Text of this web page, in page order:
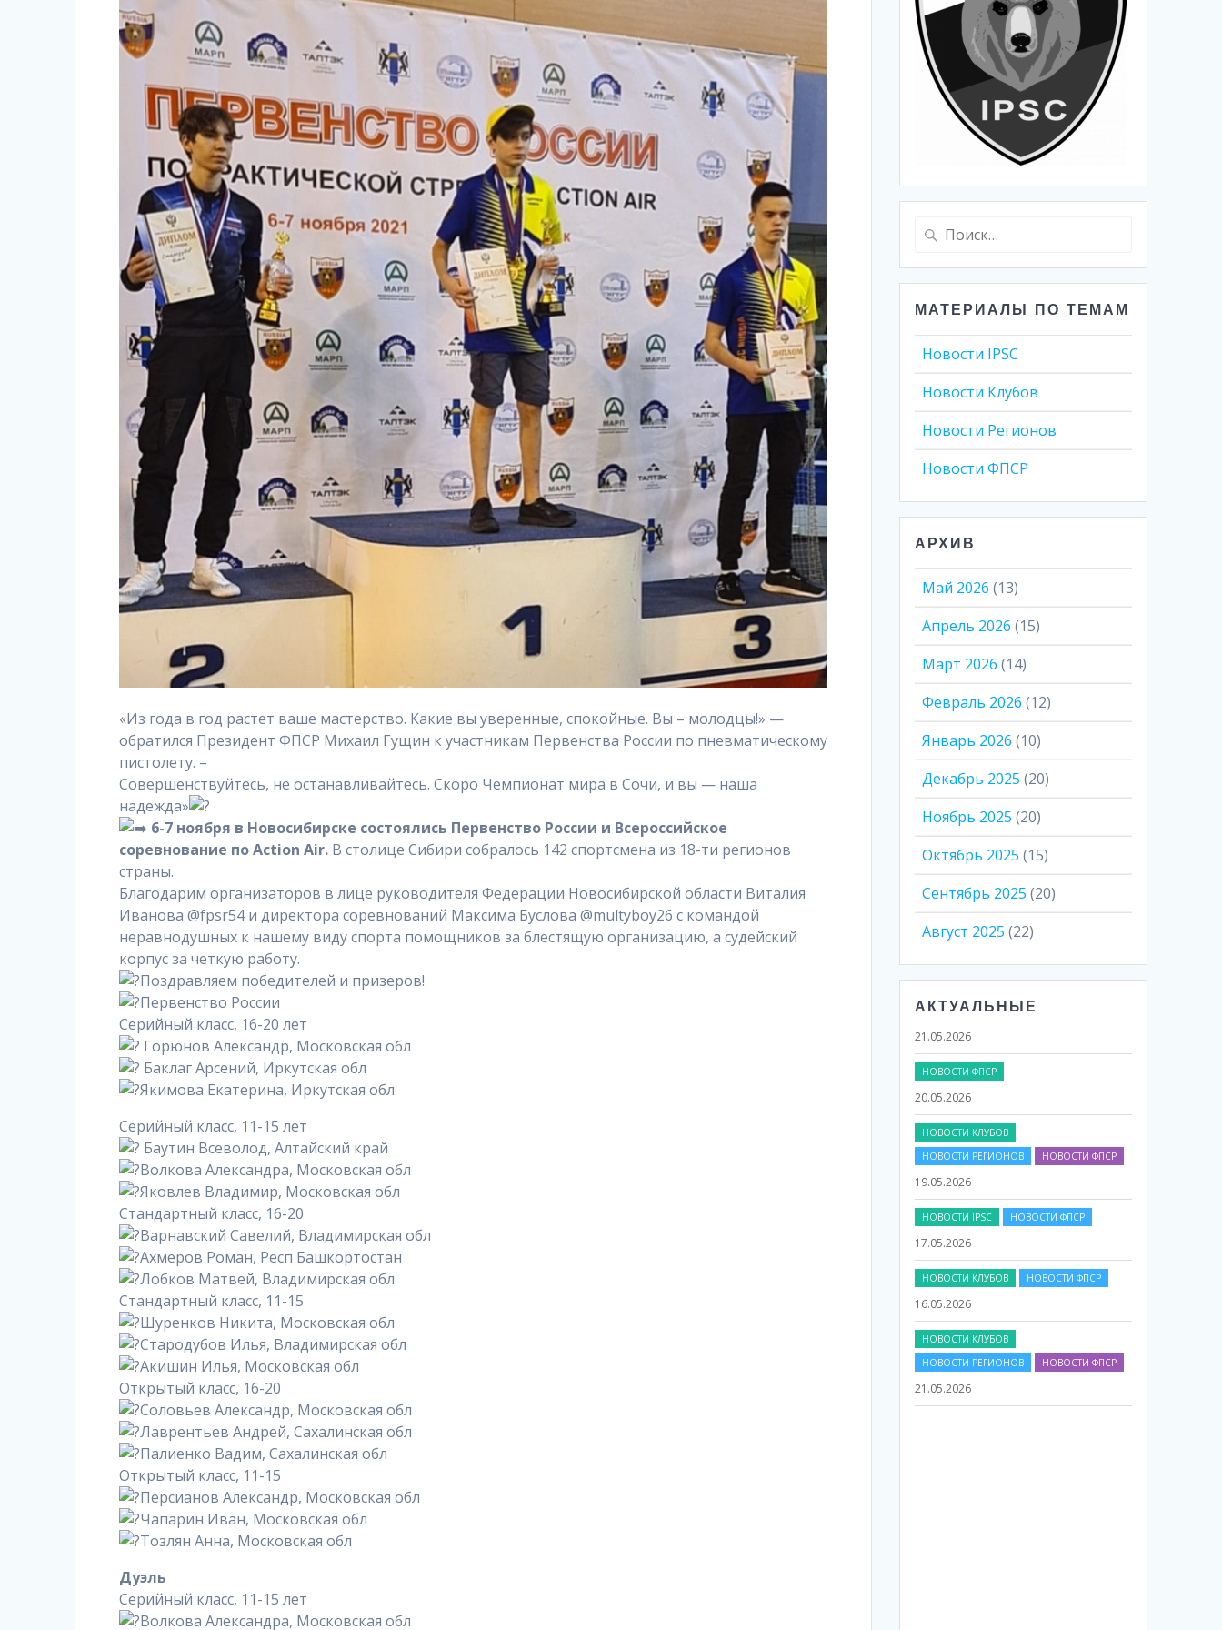
«Из года в год растет ваше мастерство. Какие вы уверенные, спокойные. Вы – молодцы!» —
обратился Президент ФПСР Михаил Гущин к участникам Первенства России по пневматическому
пистолету. –
Совершенствуйтесь, не останавливайтесь. Скоро Чемпионат мира в Сочи, и вы — наша
надежда»
6-7 ноября в Новосибирске состоялись Первенство России и Всероссийское
соревнование по Action Air. В столице Сибири собралось 142 спортсмена из 18-ти регионов
страны.
Благодарим организаторов в лице руководителя Федерации Новосибирской области Виталия
Иванова @fpsr54 и директора соревнований Максима Буслова @multyboy26 с командой
неравнодушных к нашему виду спорта помощников за блестящую организацию, а судейский
корпус за четкую работу.
Поздравляем победителей и призеров!
Первенство России
Серийный класс, 16-20 лет
Горюнов Александр, Московская обл
Баклаг Арсений, Иркутская обл
Якимова Екатерина, Иркутская обл
Серийный класс, 11-15 лет
Баутин Всеволод, Алтайский край
Волкова Александра, Московская обл
Яковлев Владимир, Московская обл
Стандартный класс, 16-20
Варнавский Савелий, Владимирская обл
Ахмеров Роман, Респ Башкортостан
Лобков Матвей, Владимирская обл
Стандартный класс, 11-15
Шуренков Никита, Московская обл
Стародубов Илья, Владимирская обл
Акишин Илья, Московская обл
Открытый класс, 16-20
Соловьев Александр, Московская обл
Лаврентьев Андрей, Сахалинская обл
Палиенко Вадим, Сахалинская обл
Открытый класс, 11-15
Персианов Александр, Московская обл
Чапарин Иван, Московская обл
Тозлян Анна, Московская обл
Дуэль
Серийный класс, 11-15 лет
Волкова Александра, Московская обл
Найти:
МАТЕРИАЛЫ ПО ТЕМАМ
Новости IPSC
Новости Клубов
Новости Регионов
Новости ФПСР
АРХИВ
Май 2026 (13)
Апрель 2026 (15)
Март 2026 (14)
Февраль 2026 (12)
Январь 2026 (10)
Декабрь 2025 (20)
Ноябрь 2025 (20)
Октябрь 2025 (15)
Сентябрь 2025 (20)
Август 2025 (22)
АКТУАЛЬНЫЕ
НОВОСТИ ФПСР
20.05.2026
НОВОСТИ КЛУБОВ
НОВОСТИ РЕГИОНОВ
19.05.2026
НОВОСТИ IPSC
17.05.2026
НОВОСТИ КЛУБОВ
16.05.2026
НОВОСТИ КЛУБОВ
НОВОСТИ РЕГИОНОВ
21.05.2026
НОВОСТИ ФПСР